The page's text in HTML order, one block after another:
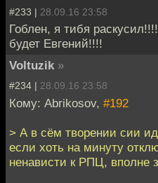
#233 | 28.09.16 23:58
Гоблен, я тибя
будет Евгений!!!!
Voltuzik »
#234 | 28.09.16 23:58
Кому: Abrikosov, #192
> А в сём творении сии
если хоть на минуту
ненависти к РПЦ, вполне